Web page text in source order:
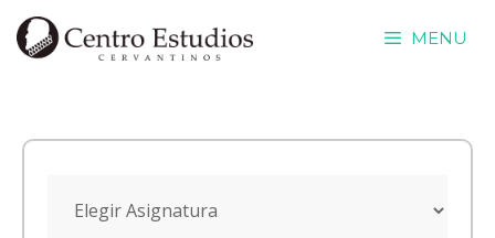
Saltar
MENU